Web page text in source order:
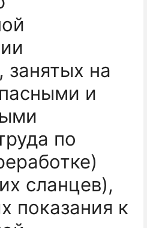
занятых на
и
по
сланцев),
показания к